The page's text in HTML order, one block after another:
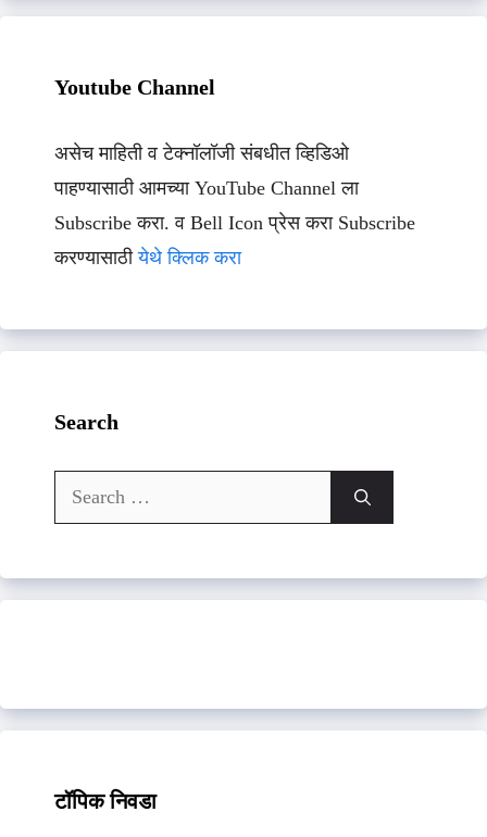
Youtube Channel
असेच माहिती व टेक्नॉलॉजी संबधीत व्हिडिओ
पाहण्यासाठी आमच्या YouTube Channel ला
Subscribe करा. व Bell Icon प्रेस करा Subscribe
करण्यासाठीयेथे क्लिक करा
Search
Search
for:
टॉपिक निवडा